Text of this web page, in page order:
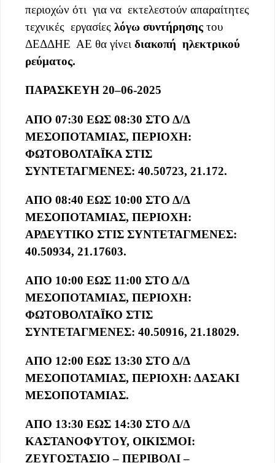
περιοχών ότι για να εκτελεστούν απαραίτητες
τεχνικές εργασίες λόγω συντήρησης του
ΔΕΔΔΗΕ ΑΕ θα γίνει διακοπή ηλεκτρικού
ρεύματος.
ΠΑΡΑΣΚΕΥΗ 20–06-2025
ΑΠΟ 07:30 ΕΩΣ 08:30 ΣΤΟ Δ/Δ
ΜΕΣΟΠΟΤΑΜΙΑΣ, ΠΕΡΙΟΧΗ:
ΦΩΤΟΒΟΛΤΑΪΚΑ ΣΤΙΣ
ΣΥΝΤΕΤΑΓΜΕΝΕΣ: 40.50723, 21.172.
ΑΠΟ 08:40 ΕΩΣ 10:00 ΣΤΟ Δ/Δ
ΜΕΣΟΠΟΤΑΜΙΑΣ, ΠΕΡΙΟΧΗ:
ΑΡΔΕΥΤΙΚΟ ΣΤΙΣ ΣΥΝΤΕΤΑΓΜΕΝΕΣ:
40.50934, 21.17603.
ΑΠΟ 10:00 ΕΩΣ 11:00 ΣΤΟ Δ/Δ
ΜΕΣΟΠΟΤΑΜΙΑΣ, ΠΕΡΙΟΧΗ:
ΦΩΤΟΒΟΛΤΑΪΚΟ ΣΤΙΣ
ΣΥΝΤΕΤΑΓΜΕΝΕΣ: 40.50916, 21.18029.
ΑΠΟ 12:00 ΕΩΣ 13:30 ΣΤΟ Δ/Δ
ΜΕΣΟΠΟΤΑΜΙΑΣ, ΠΕΡΙΟΧΗ: ΔΑΣΑΚΙ
ΜΕΣΟΠΟΤΑΜΙΑΣ.
ΑΠΟ 13:30 ΕΩΣ 14:30 ΣΤΟ Δ/Δ
ΚΑΣΤΑΝΟΦΥΤΟΥ, ΟΙΚΙΣΜΟΙ:
ΖΕΥΓΟΣΤΑΣΙΟ – ΠΕΡΙΒΟΛΙ –